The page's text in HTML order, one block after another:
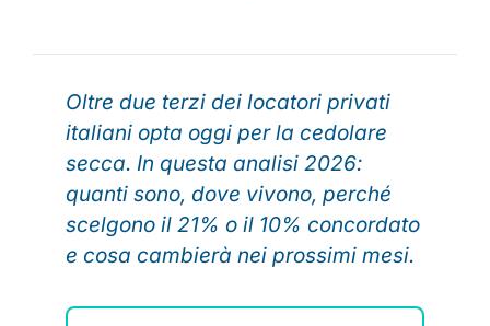
Oltre due terzi dei locatori privati
italiani opta oggi per la cedolare
secca. In questa analisi 2026:
quanti sono, dove vivono, perché
scelgono il 21% o il 10% concordato
e cosa cambierà nei prossimi mesi.